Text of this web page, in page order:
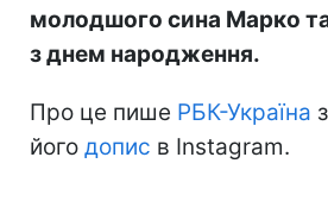
молодшого сина Марко та
з днем народження.
Про це пише РБК-Україна
його допис в Instagram.